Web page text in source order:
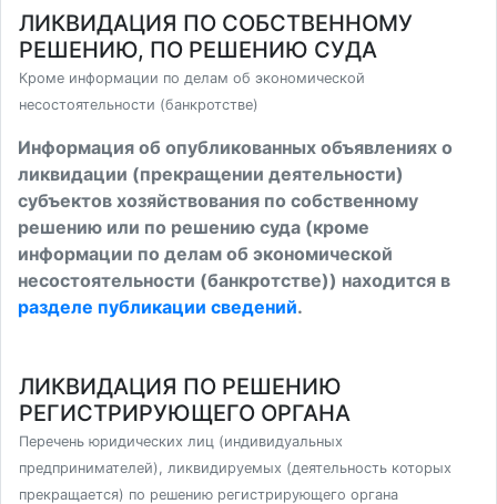
ЛИКВИДАЦИЯ ПО СОБСТВЕННОМУ
РЕШЕНИЮ, ПО РЕШЕНИЮ СУДА
Кроме информации по делам об экономической
несостоятельности (банкротстве)
Информация об опубликованных объявлениях о
ликвидации (прекращении деятельности)
субъектов хозяйствования по собственному
решению или по решению суда (кроме
информации по делам об экономической
несостоятельности (банкротстве)) находится в
разделе публикации сведений.
ЛИКВИДАЦИЯ ПО РЕШЕНИЮ
РЕГИСТРИРУЮЩЕГО ОРГАНА
Перечень юридических лиц (индивидуальных
предпринимателей), ликвидируемых (деятельность которых
прекращается) по решению регистрирующего органа